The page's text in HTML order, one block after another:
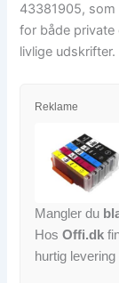
43381905,
for både
livlige udskrifter.
Reklame
Mangler du
HosOffi.dk
hurtig